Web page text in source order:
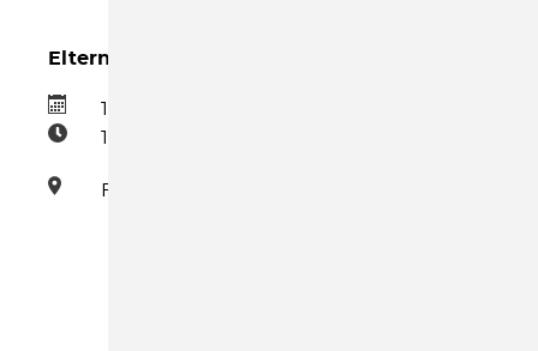
Eltern-Kind-Gruppe Mittwoch Nachmittag
12.08.2026
15:30–17:00
Familienzentrum